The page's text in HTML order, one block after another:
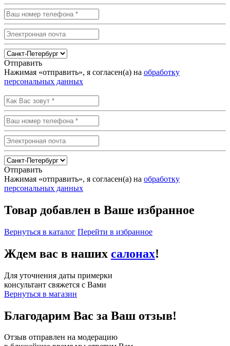
Отправить
Нажимая «отправить», я согласен(а) на обработку
персональных данных
Отправить
Нажимая «отправить», я согласен(а) на обработку
персональных данных
Товар добавлен в Ваше избранное
Вернуться в каталог Перейти в избранное
Ждем вас в наших салонах!
Для уточнения даты примерки
консультант свяжется с Вами
Вернуться в магазин
Благодарим Вас за Ваш отзыв!
Отзыв отправлен на модерацию